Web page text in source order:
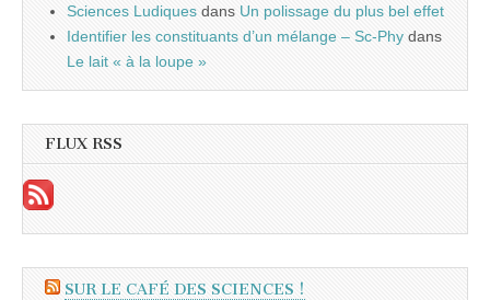
Sciences Ludiques dans Un polissage du plus bel effet
Identifier les constituants d’un mélange – Sc-Phy dans
Le lait « à la loupe »
FLUX RSS
SUR LE CAFÉ DES SCIENCES !